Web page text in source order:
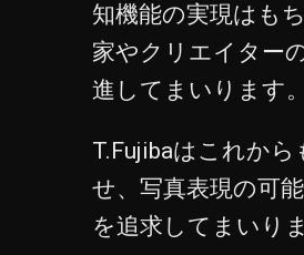
知機能の実現はも
家やクリエイター
進してまいります。
T.Fujibaはこれか
せ、写真表現の可
を追求してまいりま